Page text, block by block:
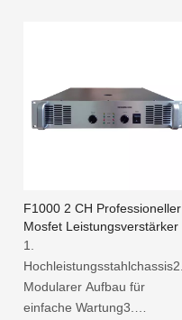
authentische Audioeffekte.5.
Abnehmbares
Gesichtsnetzwerk
F1000 2 CH Professioneller
Mosfet Leistungsverstärker
1.
Hochleistungsstahlchassis2.
Modularer Aufbau für
einfache Wartung3.